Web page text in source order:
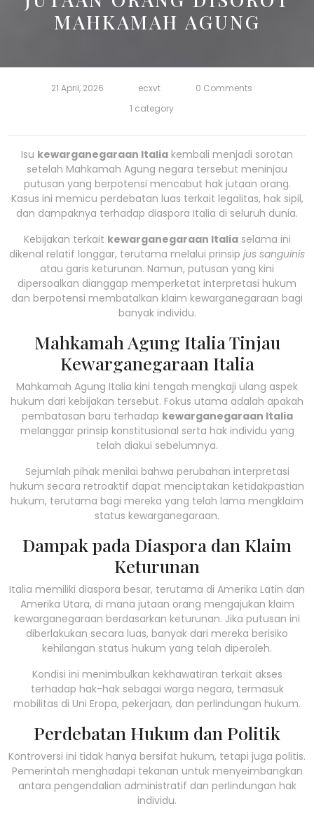
MAHKAMAH AGUNG
21 April, 2026 ecxvt
0 Comments
1 category
Isu kewarganegaraan Italia kembali menjadi sorotan
setelah Mahkamah Agung negara tersebut meninjau
putusan yang berpotensi mencabut hak jutaan orang.
Kasus ini memicu perdebatan luas terkait legalitas, hak sipil,
dan dampaknya terhadap diaspora Italia di seluruh dunia.
Kebijakan terkait kewarganegaraan Italiaselama ini
dikenal relatif longgar, terutama melalui prinsip jus sanguinis
atau garis keturunan. Namun, putusan yang kini
dipersoalkan dianggap memperketat interpretasi hukum
dan berpotensi membatalkan klaim kewarganegaraan bagi
banyak individu.
Mahkamah Agung Italia Tinjau
Kewarganegaraan Italia
Mahkamah Agung Italia kini tengah mengkaji ulang aspek
hukum dari kebijakan tersebut. Fokus utama adalah apakah
pembatasan baru terhadap kewarganegaraan Italia
melanggar prinsip konstitusional serta hak individu yang
telah diakui sebelumnya.
Sejumlah pihak menilai bahwa perubahan interpretasi
hukum secara retroaktif dapat menciptakan ketidakpastian
hukum, terutama bagi mereka yang telah lama mengklaim
status kewarganegaraan.
Dampak pada Diaspora dan Klaim
Keturunan
Italia memiliki diaspora besar, terutama di Amerika Latin dan
Amerika Utara, di mana jutaan orang mengajukan klaim
kewarganegaraan berdasarkan keturunan. Jika putusan ini
diberlakukan secara luas, banyak dari mereka berisiko
kehilangan status hukum yang telah diperoleh.
Kondisi ini menimbulkan kekhawatiran terkait akses
terhadap hak-hak sebagai warga negara, termasuk
mobilitas di Uni Eropa, pekerjaan, dan perlindungan hukum.
Perdebatan Hukum dan Politik
Kontroversi ini tidak hanya bersifat hukum, tetapi juga politis.
Pemerintah menghadapi tekanan untuk menyeimbangkan
antara pengendalian administratif dan perlindungan hak
individu.